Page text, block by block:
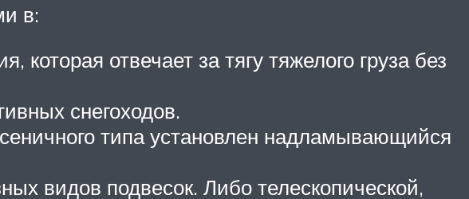
в:
отвечает за тягу тяжелого груза без
снегоходов.
типа установлен надламывающийся
видов подвесок. Либо телескопической,